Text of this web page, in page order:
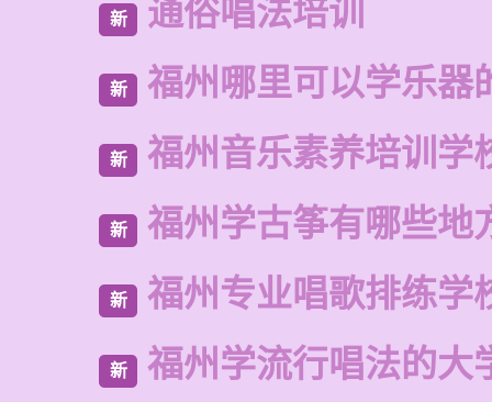
新 通俗唱法培训
新 福州哪里可以学乐器
新 福州音乐素养培训学
新 福州学古筝有哪些地
新 福州专业唱歌排练学
新 福州学流行唱法的大